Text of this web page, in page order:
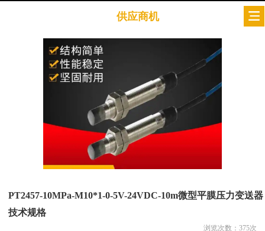
供应商机
PT2457-10MPa-M10*1-0-5V-24VDC-10m微型平膜压力变送器
技术规格
浏览次数： 375次